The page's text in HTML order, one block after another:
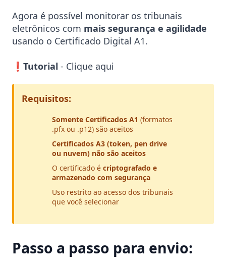
Agora é possível monitorar os tribunais
eletrônicos com mais segurança e agilidade
usando o Certificado Digital A1.
❗Tutorial - Clique aqui
Requisitos:
Somente Certificados A1 (formatos
.pfx ou .p12) são aceitos
Certificados A3 (token, pen drive
ou nuvem) não são aceitos
O certificado é criptografado e
armazenado com segurança
Uso restrito ao acesso dos tribunais
que você selecionar
Passo a passo para envio: